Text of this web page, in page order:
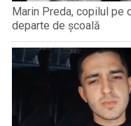
Marin Preda, copilul pe
departe de școală